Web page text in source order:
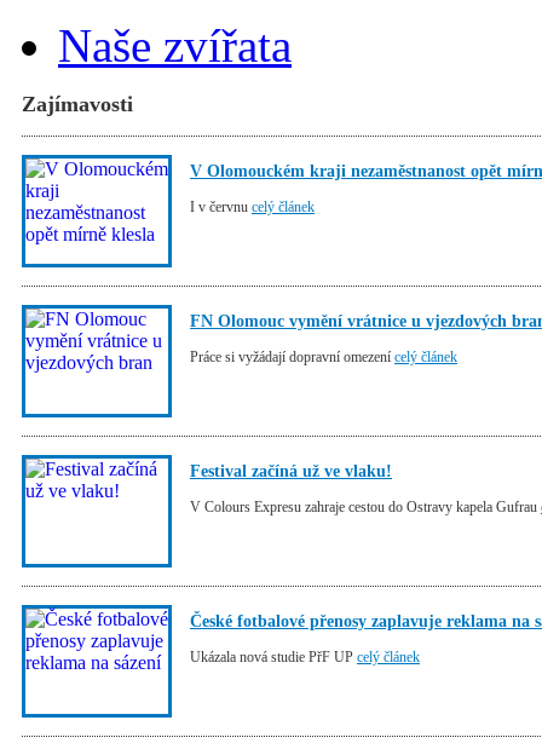
Naše zvířata
Zajímavosti
V Olomouckém kraji nezaměstnanost opět
I v červnu celý článek
FN Olomouc vymění vrátnice u vjezdových
Práce si vyžádají dopravní omezení celý článek
Festival začíná už ve vlaku!
V Colours Expresu zahraje cestou do Ostravy kapela Gufrau
České fotbalové přenosy zaplavuje reklama na
Ukázala nová studie PřF UP celý článek